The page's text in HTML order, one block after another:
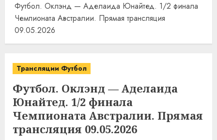
Футбол. Оклэнд — Аделаида Юнайтед. 1/2 финала
Чемпионата Австралии. Прямая трансляция
09.05.2026
Трансляции Футбол
Футбол. Оклэнд — Аделаида
Юнайтед. 1/2 финала
Чемпионата Австралии. Прямая
трансляция 09.05.2026